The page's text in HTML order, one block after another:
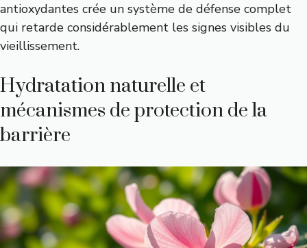
antioxydantes crée un système de défense complet
qui retarde considérablement les signes visibles du
vieillissement.
Hydratation naturelle et
mécanismes de protection de la
barrière